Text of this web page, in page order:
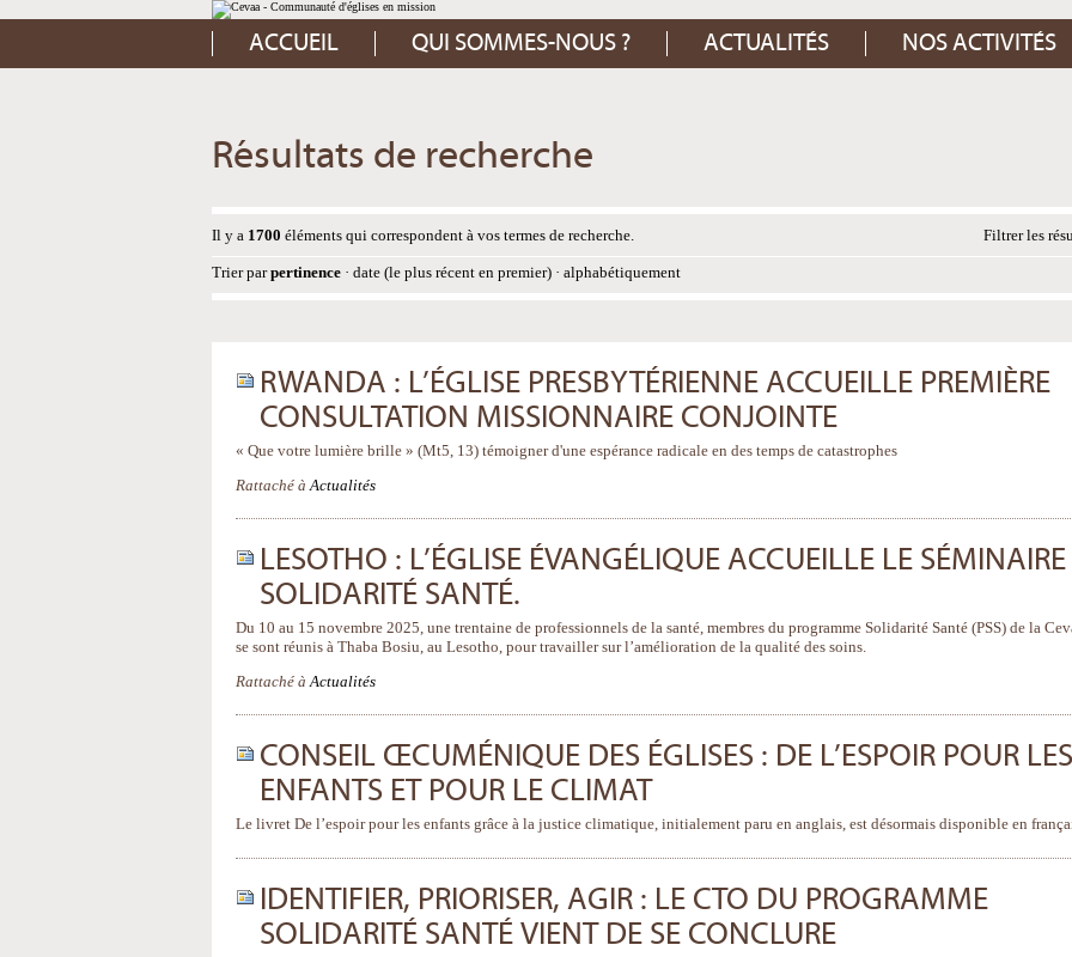
Aller
au
contenu.
Aller
à
Outils
personnels
ACCUEIL QUI SOMMES-NOUS ? ACTUALITÉS NOS ACTIVITÉS
Résultats de recherche
Il y a 1700 éléments qui correspondent à vos termes de recherche. Filtrer les
Trier par pertinence · date (le plus récent en premier) · alphabétiquement
RWANDA : L’ÉGLISE PRESBYTÉRIENNE ACCUEILLE PREMIÈRE
CONSULTATION MISSIONNAIRE CONJOINTE
« Que votre lumière brille » (Mt5, 13) témoigner d'une espérance radicale en des temps de catastrophes
Rattaché à Actualités
LESOTHO : L’ÉGLISE ÉVANGÉLIQUE ACCUEILLE LE SÉMINAIRE
SOLIDARITÉ SANTÉ.
Du 10 au 15 novembre 2025, une trentaine de professionnels de la santé, membres du programme Solidarité Santé (PSS) de la
se sont réunis à Thaba Bosiu, au Lesotho, pour travailler sur l’amélioration de la qualité des soins.
Rattaché à Actualités
CONSEIL ŒCUMÉNIQUE DES ÉGLISES : DE L’ESPOIR POUR LES
ENFANTS ET POUR LE CLIMAT
Le livret De l’espoir pour les enfants grâce à la justice climatique, initialement paru en anglais, est désormais disponible en
IDENTIFIER, PRIORISER, AGIR : LE CTO DU PROGRAMME
SOLIDARITÉ SANTÉ VIENT DE SE CONCLURE